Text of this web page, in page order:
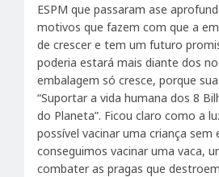
ESPM que passaram ase
motivos que fazem com que a
de crescer e tem um futuro
poderia estará mais diante dos
embalagem só cresce, porque
“Suportar a vida humana dos 8
do Planeta”. Ficou claro como a
possível vacinar uma criança sem
conseguimos vacinar uma vaca,
combater as pragas que